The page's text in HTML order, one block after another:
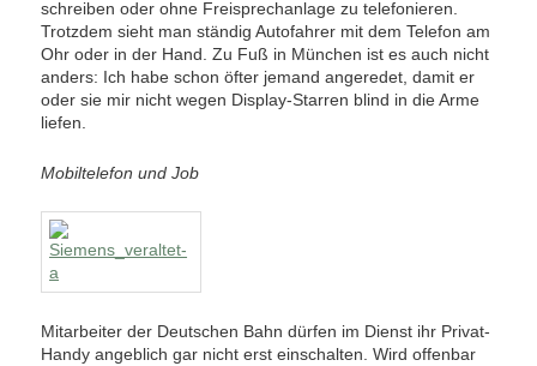
schreiben oder ohne Freisprechanlage zu telefonieren.
Trotzdem sieht man ständig Autofahrer mit dem Telefon am
Ohr oder in der Hand. Zu Fuß in München ist es auch nicht
anders: Ich habe schon öfter jemand angeredet, damit er
oder sie mir nicht wegen Display-Starren blind in die Arme
liefen.
Mobiltelefon und Job
Mitarbeiter der Deutschen Bahn dürfen im Dienst ihr Privat-
Handy angeblich gar nicht erst einschalten. Wird offenbar